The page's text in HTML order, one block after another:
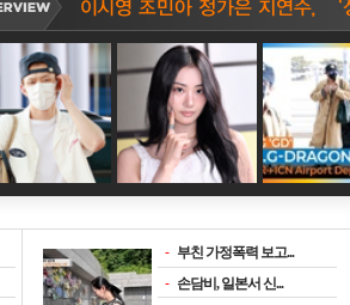
- 부친 가정폭력 보고...
- 손담비, 일본서 신...